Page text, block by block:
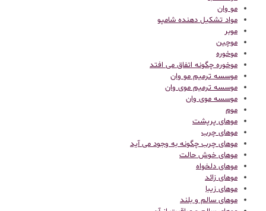
مو وان
مواد تشکیل دهنده شامپو
موبر
موچین
موخوره
موخوره چگونه اتفاق می افتد
موسسه ترمیم مو وان
موسسه ترمیم موی وان
موسسه موی وان
موم
موهای پرپشت
موهای چرب
موهای چرب چگونه به وجود می آید
موهای خوش حالت
موهای دلخواه
موهای زائد
موهای زیبا
موهای سالم و بلند